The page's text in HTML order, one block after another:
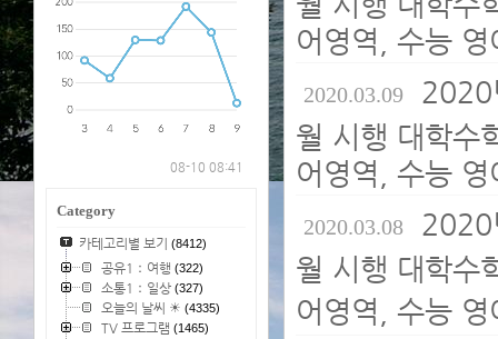
08-10 08:41
Category
카테고리별 보기 (8412)
공유1：여행 (322)
소통1：일상 (327)
오늘의 날씨 ☀ (4335)
TV 프로그램 (1465)
어영역, 수능
2020.03.09 2020
월 시행 대학수
어영역, 수능
2020.03.08 2020
월 시행 대학수
어영역, 수능